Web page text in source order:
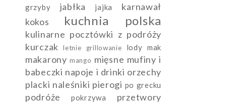
grzyby jabłka jajka
karnawał
kokos
kuchnia polska
kulinarne pocztówki z podróży
kurczak
letnie grillowanie lody mak
makarony mango mięsne mufiny i
babeczki napoje i drinki orzechy
placki naleśniki pierogi po grecku
podróże pokrzywa przetwory